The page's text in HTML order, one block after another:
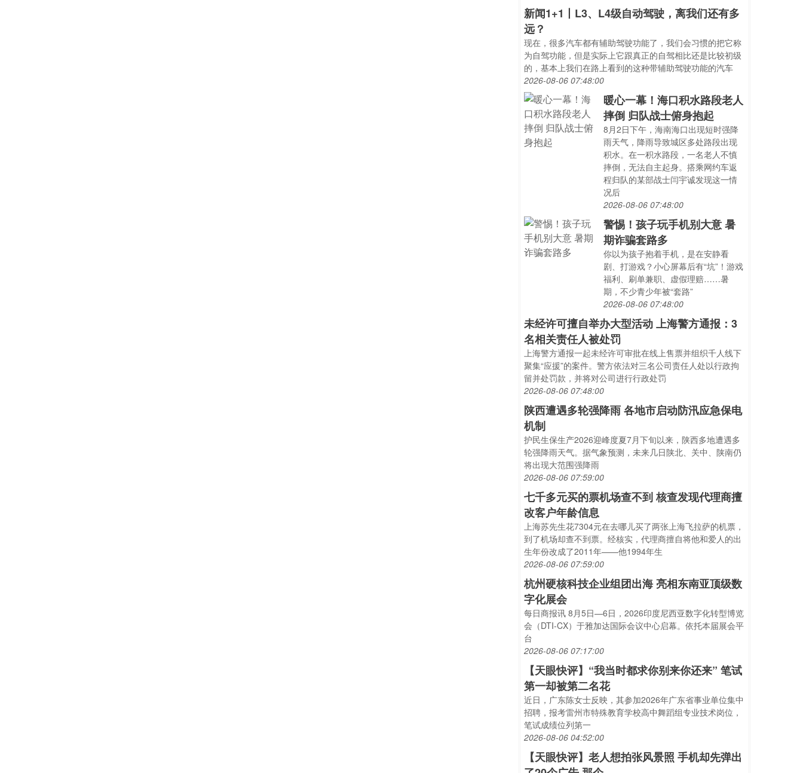
新闻1+1丨L3、L4级自动驾驶，离我们还有多
远？
现在，很多汽车都有辅助驾驶功能了，我们会习惯的把它称
为自驾功能，但是实际上它跟真正的自驾相比还是比较初级
的，基本上我们在路上看到的这种带辅助驾驶功能的汽车
2026-08-06 07:48:00
暖心一幕！海口积水路段老人
摔倒 归队战士俯身抱起
8月2日下午，海南海口出现短时强降
雨天气，降雨导致城区多处路段出现
积水。在一积水路段，一名老人不慎
摔倒，无法自主起身。搭乘网约车返
程归队的某部战士闫宇诚发现这一情
况后
2026-08-06 07:48:00
警惕！孩子玩手机别大意 暑
期诈骗套路多
你以为孩子抱着手机，是在安静看
剧、打游戏？小心屏幕后有“坑”！游戏
福利、刷单兼职、虚假理赔……暑
期，不少青少年被“套路”
2026-08-06 07:48:00
未经许可擅自举办大型活动 上海警方通报：3
名相关责任人被处罚
上海警方通报一起未经许可审批在线上售票并组织千人线下
聚集“应援”的案件。警方依法对三名公司责任人处以行政拘
留并处罚款，并将对公司进行行政处罚
2026-08-06 07:48:00
陕西遭遇多轮强降雨 各地市启动防汛应急保电
机制
护民生保生产2026迎峰度夏7月下旬以来，陕西多地遭遇多
轮强降雨天气。据气象预测，未来几日陕北、关中、陕南仍
将出现大范围强降雨
2026-08-06 07:59:00
七千多元买的票机场查不到 核查发现代理商擅
改客户年龄信息
上海苏先生花7304元在去哪儿买了两张上海飞拉萨的机票，
到了机场却查不到票。经核实，代理商擅自将他和爱人的出
生年份改成了2011年——他1994年生
2026-08-06 07:59:00
杭州硬核科技企业组团出海 亮相东南亚顶级数
字化展会
每日商报讯 8月5日—6日，2026印度尼西亚数字化转型博览
会（DTI‑CX）于雅加达国际会议中心启幕。依托本届展会平
台
2026-08-06 07:17:00
【天眼快评】“我当时都求你别来你还来” 笔试
第一却被第二名花
近日，广东陈女士反映，其参加2026年广东省事业单位集中
招聘，报考雷州市特殊教育学校高中舞蹈组专业技术岗位，
笔试成绩位列第一
2026-08-06 04:52:00
【天眼快评】老人想拍张风景照 手机却先弹出